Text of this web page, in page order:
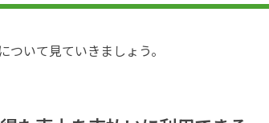
いて見ていきましょう。